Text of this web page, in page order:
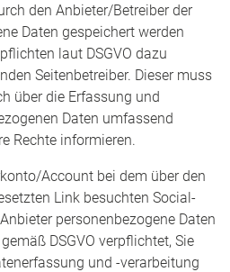
den Anbieter/Betreiber der
Daten gespeichert werden
laut DSGVO dazu
Seitenbetreiber. Dieser muss
über die Erfassung und
Daten umfassend
Rechte informieren.
Account bei dem über den
Link besuchten Social-
personenbezogene Daten
DSGVO verpflichtet, Sie
und -verarbeitung